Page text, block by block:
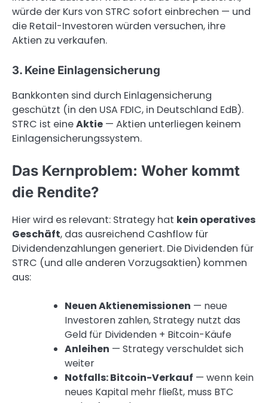
würde der Kurs von STRC sofort einbrechen — und
die Retail-Investoren würden versuchen, ihre
Aktien zu verkaufen.
3. Keine Einlagensicherung
Bankkonten sind durch Einlagensicherung
geschützt (in den USA FDIC, in Deutschland EdB).
STRC ist eineAktie — Aktien unterliegen keinem
Einlagensicherungssystem.
Das Kernproblem: Woher kommt
die Rendite?
Hier wird es relevant: Strategy hat kein operatives
Geschäft, das ausreichend Cashflow für
Dividendenzahlungen generiert. Die Dividenden für
STRC (und alle anderen Vorzugsaktien) kommen
aus:
Neuen Aktienemissionen — neue
Investoren zahlen, Strategy nutzt das
Geld für Dividenden + Bitcoin-Käufe
Anleihen — Strategy verschuldet sich
weiter
Notfalls: Bitcoin-Verkauf — wenn kein
neues Kapital mehr fließt, muss BTC